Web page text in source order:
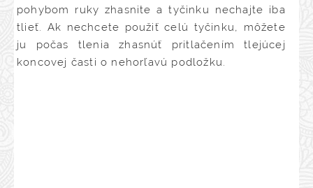
pohybom ruky zhasnite a tyčinku nechajte iba
tlieť. Ak nechcete použiť celú tyčinku, môžete
ju počas tlenia zhasnúť pritlačením tlejúcej
koncovej časti o nehorľavú podložku.